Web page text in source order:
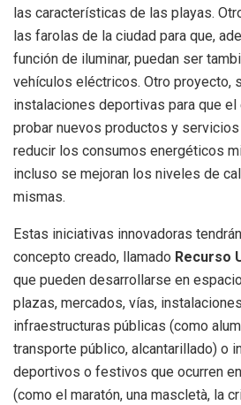
las características de las playas.
las farolas de la ciudad para que,
función de iluminar, puedan ser
vehículos eléctricos. Otro proyecto,
instalaciones deportivas para que
probar nuevos productos y
reducir los consumos energéticos
incluso se mejoran los niveles de
mismas.
Estas iniciativas innovadoras
concepto creado, llamado Recurso
que pueden desarrollarse en
plazas, mercados, vías,
infraestructuras públicas (como
transporte público, alcantarillado) o
deportivos o festivos que ocurren
(como el maratón, una mascletà, la